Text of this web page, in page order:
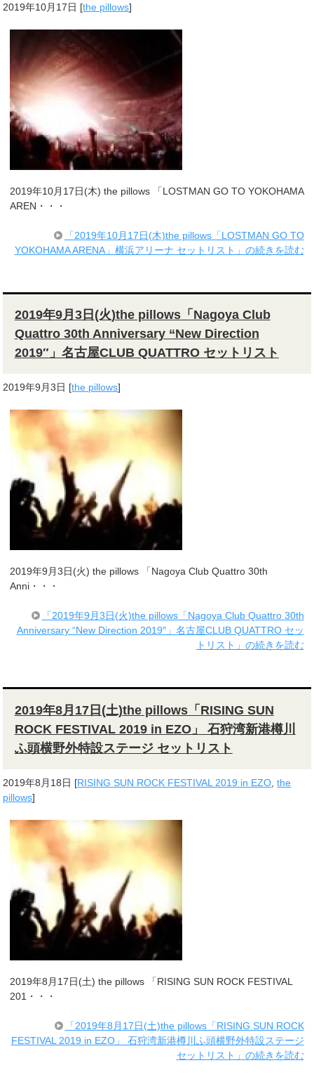
2019年10月17日 [the pillows]
2019年10月17日(木) the pillows 「LOSTMAN GO TO YOKOHAMA
AREN・・・
「2019年10月17日(木)the pillows「LOSTMAN GO TO
YOKOHAMA ARENA」横浜アリーナ セットリスト」の続きを読む
2019年9月3日(火)the pillows「Nagoya Club
Quattro 30th Anniversary “New Direction
2019″」名古屋CLUB QUATTRO セットリスト
2019年9月3日 [the pillows]
2019年9月3日(火) the pillows 「Nagoya Club Quattro 30th
Anni・・・
「2019年9月3日(火)the pillows「Nagoya Club Quattro 30th
Anniversary “New Direction 2019″」名古屋CLUB QUATTRO セッ
トリスト」の続きを読む
2019年8月17日(土)the pillows「RISING SUN
ROCK FESTIVAL 2019 in EZO」 石狩湾新港樽川
ふ頭横野外特設ステージ セットリスト
2019年8月18日 [RISING SUN ROCK FESTIVAL 2019 in EZO ,the
pillows]
2019年8月17日(土) the pillows 「RISING SUN ROCK FESTIVAL
201・・・
「2019年8月17日(土)the pillows「RISING SUN ROCK
FESTIVAL 2019 in EZO」 石狩湾新港樽川ふ頭横野外特設ステージ
セットリスト」の続きを読む